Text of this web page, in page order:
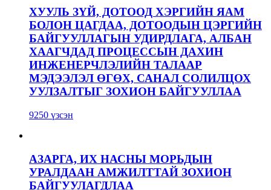
ХУУЛЬ ЗҮЙ, ДОТООД ХЭРГИЙН ЯАМ
БОЛОН ЦАГДАА, ДОТООДЫН ЦЭРГИЙН
БАЙГУУЛЛАГЫН УДИРДЛАГА, АЛБАН
ХААГЧДАД ПРОЦЕССЫН ДАХИН
ИНЖЕНЕРЧЛЭЛИЙН ТАЛААР
МЭДЭЭЛЭЛ ӨГӨХ, САНАЛ СОЛИЛЦОХ
УУЛЗАЛТЫГ ЗОХИОН БАЙГУУЛЛАА
9250 үзсэн
АЗАРГА, ИХ НАСНЫ МОРЬДЫН
УРАЛДААН АМЖИЛТТАЙ ЗОХИОН
БАЙГУУЛАГДЛАА